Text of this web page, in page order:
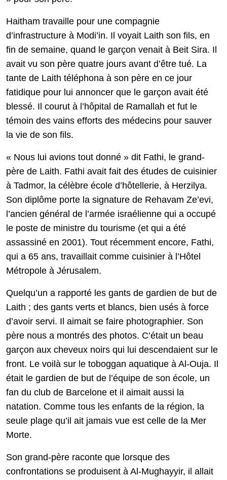
Haitham travaille pour une compagnie
d’infrastructure à Modi’in. Il voyait Laith son fils, en
fin de semaine, quand le garçon venait à Beit Sira. Il
avait vu son père quatre jours avant d’être tué. La
tante de Laith téléphona à son père en ce jour
fatidique pour lui annoncer que le garçon avait été
blessé. Il courut à l’hôpital de Ramallah et fut le
témoin des vains efforts des médecins pour sauver
la vie de son fils.
« Nous lui avions tout donné » dit Fathi, le grand-
père de Laith. Fathi avait fait des études de cuisinier
à Tadmor, la célèbre école d’hôtellerie, à Herzilya.
Son diplôme porte la signature de Rehavam Ze’evi,
l’ancien général de l’armée israélienne qui a occupé
le poste de ministre du tourisme (et qui a été
assassiné en 2001). Tout récemment encore, Fathi,
qui a 65 ans, travaillait comme cuisinier à l’Hôtel
Métropole à Jérusalem.
Quelqu’un a rapporté les gants de gardien de but de
Laith ; des gants verts et blancs, bien usés à force
d’avoir servi. Il aimait se faire photographier. Son
père nous a montrés des photos. C’était un beau
garçon aux cheveux noirs qui lui descendaient sur le
front. Le voilà sur le toboggan aquatique à Al-Ouja. Il
était le gardien de but de l’équipe de son école, un
fan du club de Barcelone et il aimait aussi la
natation. Comme tous les enfants de la région, la
seule plage qu’il ait jamais vue est celle de la Mer
Morte.
Son grand-père raconte que lorsque des
confrontations se produisent à Al-Mughayyir, il allait